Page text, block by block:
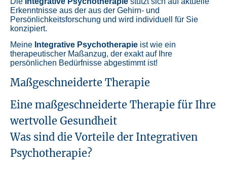
Erkenntnisse aus der aus der Gehirn- und
Persönlichkeitsforschung und wird individuell für Sie
konzipiert.
Meine Integrative Psychotherapie ist wie ein
therapeutischer Maßanzug, der exakt auf Ihre
persönlichen Bedürfnisse abgestimmt ist!
Maßgeschneiderte Therapie
Eine maßgeschneiderte Therapie für Ihre
wertvolle Gesundheit
Was sind die Vorteile der Integrativen
Psychotherapie?